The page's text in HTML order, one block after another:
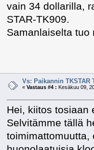
vain 34 dollarilla,
STAR-TK909.
Samanlaiselta tuo
Vs: Paikannin TKSTAR
«Vastaus #4 : Kesäkuu 09,
Hei, kiitos tosiaan
Selvitämme tällä
toimimattomuutta,